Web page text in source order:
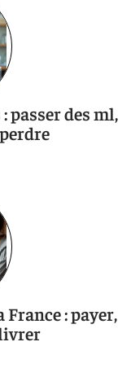
passer des ml,
: payer,